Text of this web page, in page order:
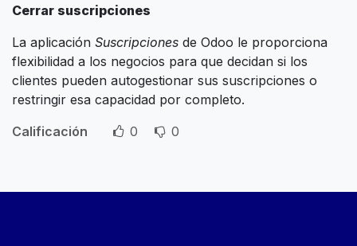
Cerrar suscripciones
La aplicación Suscripciones de Odoo le proporciona
flexibilidad a los negocios para que decidan si los
clientes pueden autogestionar sus suscripciones o
restringir esa capacidad por completo.
Calificación
0 0